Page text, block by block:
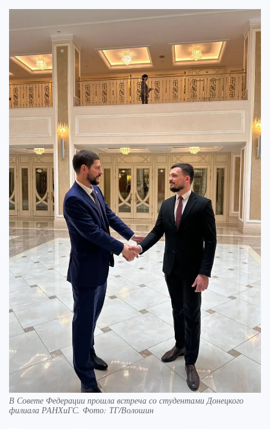
В Совете Федерации прошла встреча со студентами Донецкого
филиала РАНХиГС. Фото: ТГ/Волошин